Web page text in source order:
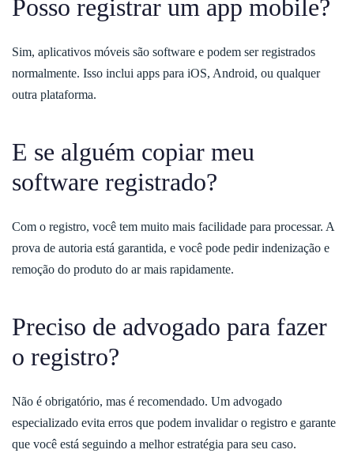
Posso registrar um app mobile?
Sim, aplicativos móveis são software e podem ser registrados
normalmente. Isso inclui apps para iOS, Android, ou qualquer
outra plataforma.
E se alguém copiar meu
software registrado?
Com o registro, você tem muito mais facilidade para processar. A
prova de autoria está garantida, e você pode pedir indenização e
remoção do produto do ar mais rapidamente.
Preciso de advogado para fazer
o registro?
Não é obrigatório, mas é recomendado. Um advogado
especializado evita erros que podem invalidar o registro e garante
que você está seguindo a melhor estratégia para seu caso.